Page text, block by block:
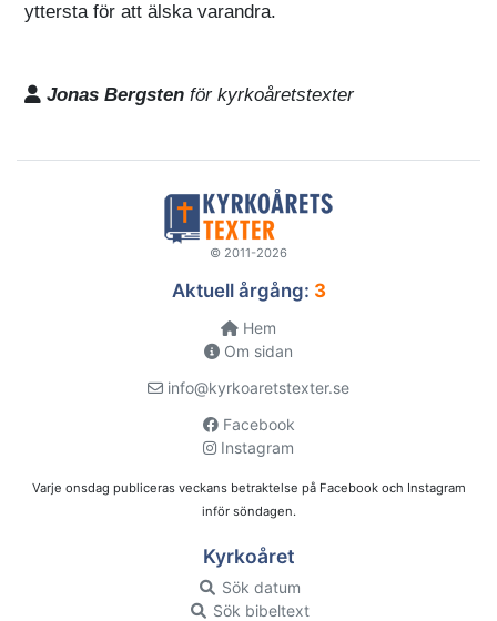
yttersta för att älska varandra.
Jonas Bergsten för kyrkoåretstexter
© 2011-2026
Aktuell årgång: 3
Hem
Om sidan
info@kyrkoaretstexter.se
Facebook
Instagram
Varje onsdag publiceras veckans betraktelse på Facebook och Instagram
inför söndagen.
Kyrkoåret
Sök datum
Sök bibeltext